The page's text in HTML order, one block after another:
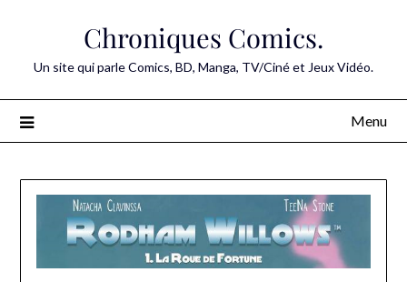
Chroniques Comics.
Un site qui parle Comics, BD, Manga, TV/Ciné et Jeux Vidéo.
Menu